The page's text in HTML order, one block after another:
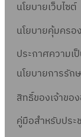
นโยบายเว็บไซต์
นโยบายคุ้มคร
ประกาศความเ
นโยบายการรัก
สิทธิ์ของเจ้าขอ
คู่มือสำหรับประ